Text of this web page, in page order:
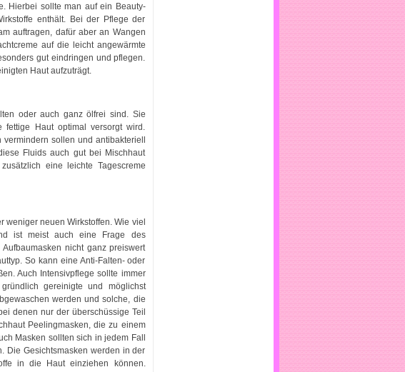
Hierbei sollte man auf ein Beauty-
enthält. Bei der Pflege der
auftragen, dafür aber an Wangen
auf die leicht angewärmte
gut eindringen und pflegen.
Haut aufzuträgt.
oder auch ganz ölfrei sind. Sie
Haut optimal versorgt wird.
vermindern sollen und antibakteriell
Fluids auch gut bei Mischhaut
eine leichte Tagescreme
weniger neuen Wirkstoffen. Wie viel
ist meist auch eine Frage des
nicht ganz preiswert
So kann eine Anti-Falten- oder
Auch Intensivpflege sollte immer
gereinigte und möglichst
werden und solche, die
denen nur der überschüssige Teil
Peelingmasken, die zu einem
Masken sollten sich in jedem Fall
Die Gesichtsmasken werden in der
in die Haut einziehen können.